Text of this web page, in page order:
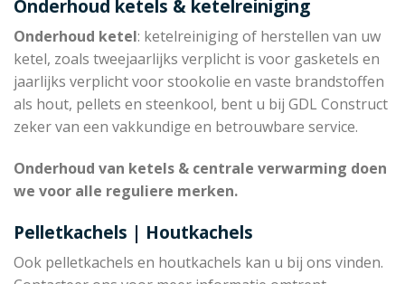
Onderhoud ketels & ketelreiniging
Onderhoud ketel: ketelreiniging of herstellen van uw
ketel, zoals tweejaarlijks verplicht is voor gasketels en
jaarlijks verplicht voor stookolie en vaste brandstoffen
als hout, pellets en steenkool, bent u bij GDL Construct
zeker van een vakkundige en betrouwbare service.
Onderhoud van ketels & centrale verwarming doen
we voor alle reguliere merken.
Pelletkachels | Houtkachels
Ook pelletkachels en houtkachels kan u bij ons vinden.